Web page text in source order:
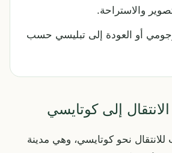
والاستراحة.
أو العودة إلى تبليسي حسب
إلى كوتايسي
نحو كوتايسي، وهي مدينة